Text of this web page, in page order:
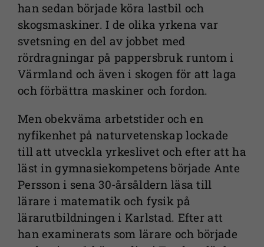
han sedan började köra lastbil och
skogsmaskiner. I de olika yrkena var
svetsning en del av jobbet med
rördragningar på pappersbruk runtom i
Värmland och även i skogen för att laga
och förbättra maskiner och fordon.
Men obekväma arbetstider och en
nyfikenhet på naturvetenskap lockade
till att utveckla yrkeslivet och efter att ha
läst in gymnasiekompetens började Ante
Persson i sena 30-årsåldern läsa till
lärare i matematik och fysik på
lärarutbildningen i Karlstad. Efter att
han examinerats som lärare och började